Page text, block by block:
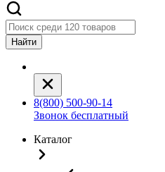
Найти
8(800) 500-90-14
Звонок бесплатный
Каталог